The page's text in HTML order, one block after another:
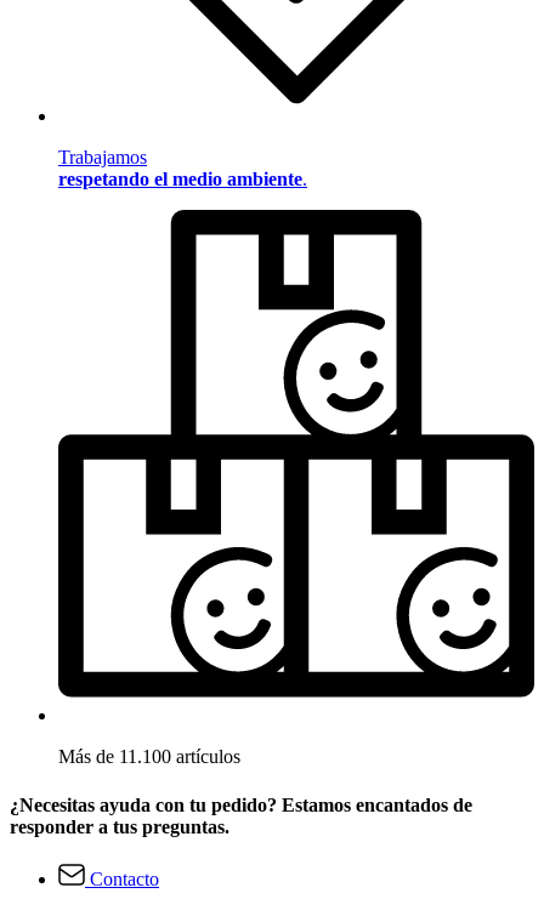
Trabajamos
respetando el medio ambiente.
Más de 11.100 artículos
¿Necesitas ayuda con tu pedido? Estamos encantados de
responder a tus preguntas.
Contacto